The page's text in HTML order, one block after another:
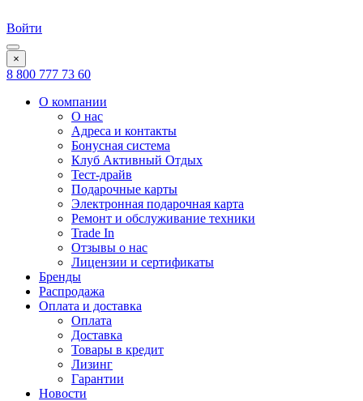
Войти
×
8 800 777 73 60
О компании
О нас
Адреса и контакты
Бонусная система
Клуб Активный Отдых
Тест-драйв
Подарочные карты
Электронная подарочная карта
Ремонт и обслуживание техники
Trade In
Отзывы о нас
Лицензии и сертификаты
Бренды
Распродажа
Оплата и доставка
Оплата
Доставка
Товары в кредит
Лизинг
Гарантии
Новости